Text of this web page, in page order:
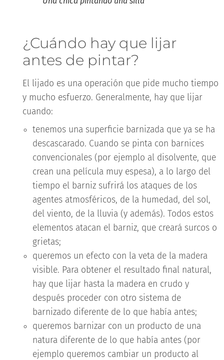
¿Cuándo hay que lijar
antes de pintar?
El lijado es una operación que pide mucho tiempo
y mucho esfuerzo. Generalmente, hay que lijar
cuando:
tenemos una superficie barnizada que ya se ha
descascarado. Cuando se pinta con barnices
convencionales (por ejemplo al disolvente, que
crean una película muy espesa), a lo largo del
tiempo el barniz sufrirá los ataques de los
agentes atmosféricos, de la humedad, del sol,
del viento, de la lluvia (y además). Todos estos
elementos atacan el barniz, que creará surcos o
grietas;
queremos un efecto con la veta de la madera
visible. Para obtener el resultado final natural,
hay que lijar hasta la madera en crudo y
después proceder con otro sistema de
barnizado diferente de lo que había antes;
queremos barnizar con un producto de una
natura diferente de lo que había antes (por
ejemplo queremos cambiar un producto al